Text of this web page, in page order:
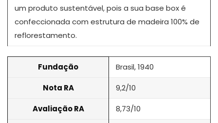
um produto sustentável, pois a sua base box é
confeccionada com estrutura de madeira 100% de
reflorestamento.
Fundação Brasil, 1940
Nota RA 9,2/10
Avaliação RA 8,73/10